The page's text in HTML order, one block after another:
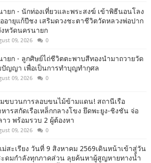
ยก - นักท่องเที่ยวและพระสงฆ์ เข้าพิธีนอนโลง
อายุแก้ปีชง เสริมดวงชะตาชีวิตวัดหลวงพ่อปาก
งหวัดนครนายก
09, 2026 0
ยก - ลูกศิษย์ไถ่ชีวิตตะพาบสีทองนำมาถวายวัด
ปัญญา เพื่อเป็นการทำบุญทำกุศล
09, 2026 0
มขบวนการลอบขนไม้ข้ามแดน! สถานีเรือ
ารสกัดเรือเหล็กกลางโขง ยึดพะยูง-ชิงชัน จ่อ
ว พร้อมรวบ 2 ผู้ต้องหา
09, 2026 0
สะเรียง วันที่ 9 สิงหาคม 2569เดินหน้าเข้าสู่วัน
ะดมกำลังทุกภาคส่วน ลุยค้นหาผู้สูญหายทางน้ำ